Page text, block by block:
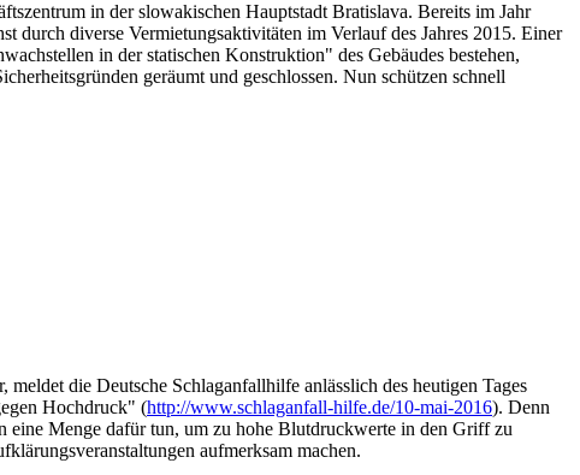
in der slowakischen Hauptstadt Bratislava. Bereits im Jahr
durch diverse Vermietungsaktivitäten im Verlauf des Jahres 2015. Einer
in der statischen Konstruktion" des Gebäudes bestehen,
geräumt und geschlossen. Nun schützen schnell
die Deutsche Schlaganfallhilfe anlässlich des heutigen Tages
Hochdruck" (http://www.schlaganfall-hilfe.de/10-mai-2016). Denn
Menge dafür tun, um zu hohe Blutdruckwerte in den Griff zu
aufmerksam machen.